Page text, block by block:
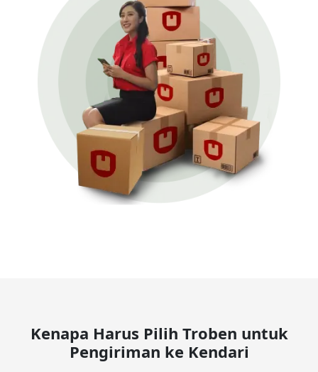
Kenapa Harus Pilih Troben untuk
Pengiriman ke Kendari